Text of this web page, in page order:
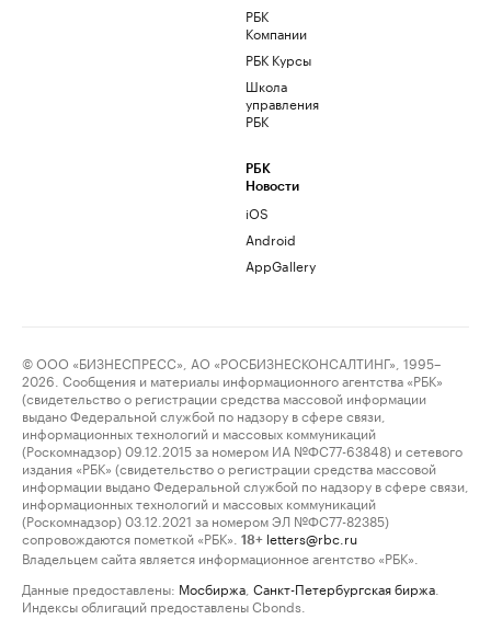
РБК
Компании
РБК Курсы
Школа
управления
РБК
РБК
Новости
iOS
Android
AppGallery
© ООО «БИЗНЕСПРЕСС», АО «РОСБИЗНЕСКОНСАЛТИНГ», 1995–
2026. Сообщения и материалы информационного агентства «РБК»
(свидетельство о регистрации средства массовой информации
выдано Федеральной службой по надзору в сфере связи,
информационных технологий и массовых коммуникаций
(Роскомнадзор) 09.12.2015 за номером ИА №ФС77-63848) и сетевого
издания «РБК» (свидетельство о регистрации средства массовой
информации выдано Федеральной службой по надзору в сфере связи,
информационных технологий и массовых коммуникаций
(Роскомнадзор) 03.12.2021 за номером ЭЛ №ФС77-82385)
сопровождаются пометкой «РБК».
18+ letters@rbc.ru
Владельцем сайта является информационное агентство «РБК».
Данные предоставлены: Мосбиржа Санкт-Петербургская биржа
Индексы облигаций предоставлены Cbonds.